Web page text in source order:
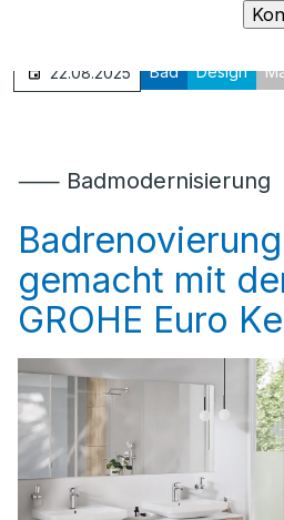
22.08.2025 Bad Design
⸺ Badmodernisierung
gemacht mit
GROHE Euro